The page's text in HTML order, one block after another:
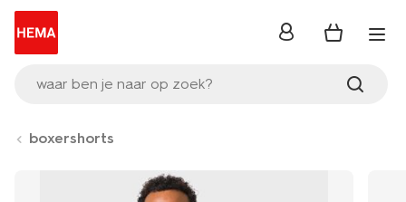
waar ben je naar op zoek?
inloggen
boxershorts